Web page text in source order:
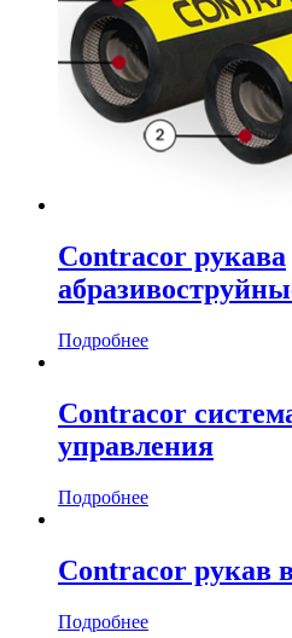
Contracor рукава
Подробнее
Contracor
управления
Подробнее
Contracor рукав
Подробнее